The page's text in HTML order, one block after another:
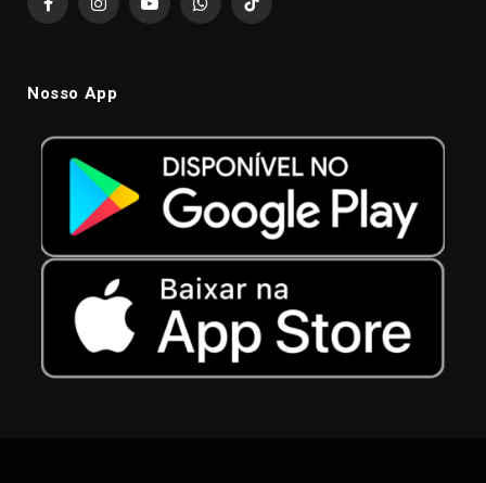
FacebookInstagramYouTubeWhatsAppTikTok
Nosso App